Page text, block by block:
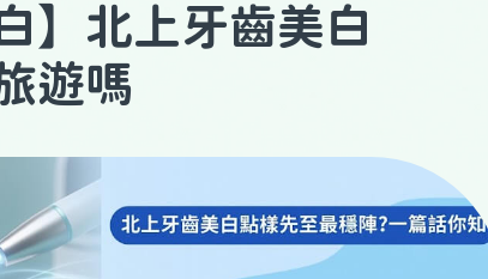
】 北上牙齒美白
遊嗎